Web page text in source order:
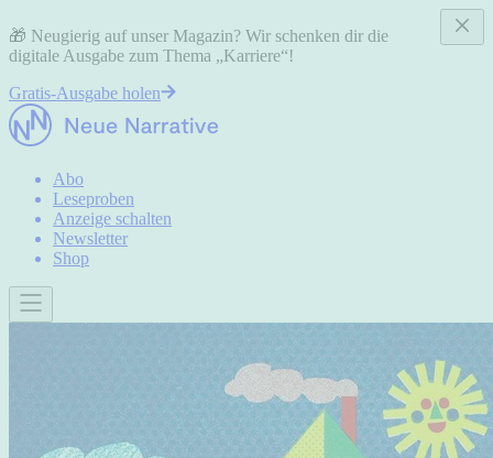
🎁 Neugierig auf unser Magazin? Wir schenken dir die
digitale Ausgabe zum Thema „Karriere“!
Gratis-Ausgabe holen
Abo
Leseproben
Anzeige schalten
Newsletter
Shop